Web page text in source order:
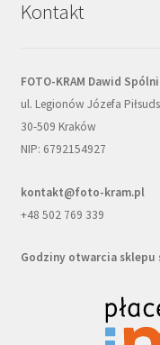
Kontakt
FOTO-KRAM Dawid
ul. Legionów Józefa
30-509 Kraków
NIP: 6792154927
kontakt@foto-kram.pl
+48 502 769 339
Godziny otwarcia sklepu